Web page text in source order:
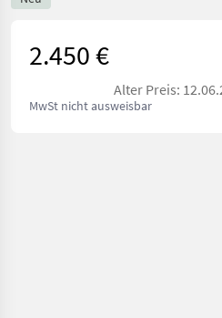
2.450 €
Alter Preis:
MwSt nicht ausweisbar